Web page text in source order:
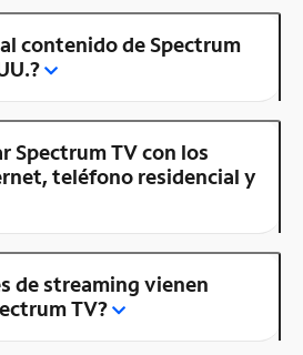
contenido de Spectrum
Spectrum TV con los
teléfono residencial y
de streaming vienen
TV?